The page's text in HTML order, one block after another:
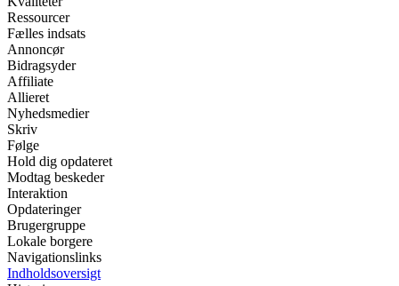
Ressourcer
Fælles indsats
Annoncør
Bidragsyder
Affiliate
Allieret
Nyhedsmedier
Skriv
Følge
Hold dig opdateret
Modtag beskeder
Interaktion
Opdateringer
Brugergruppe
Lokale borgere
Navigationslinks
Indholdsoversigt